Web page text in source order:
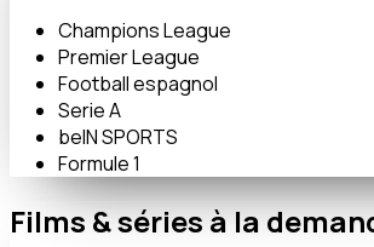
Champions League
Premier League
Football espagnol
Serie A
beIN SPORTS
Formule 1
Films & séries à la